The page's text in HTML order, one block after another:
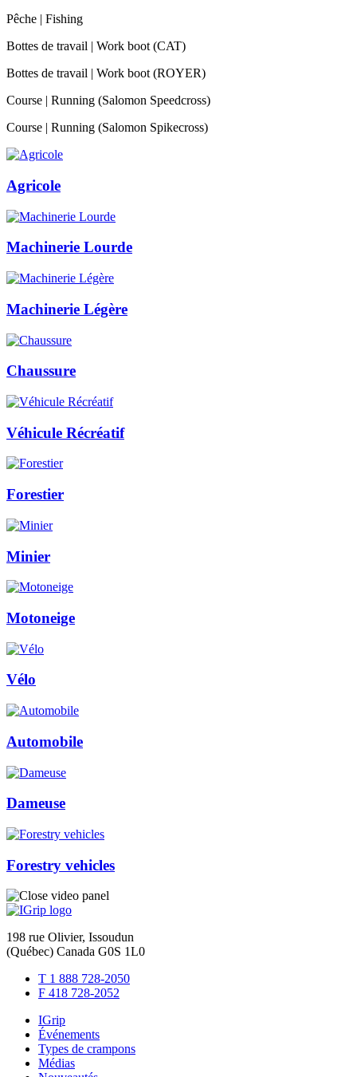
Pêche | Fishing
Bottes de travail | Work boot (CAT)
Bottes de travail | Work boot (ROYER)
Course | Running (Salomon Speedcross)
Course | Running (Salomon Spikecross)
Agricole
Machinerie Lourde
Machinerie Légère
Chaussure
Véhicule Récréatif
Forestier
Minier
Motoneige
Vélo
Automobile
Dameuse
Forestry vehicles
198 rue Olivier, Issoudun
(Québec) Canada G0S 1L0
T 1 888 728-2050
F 418 728-2052
IGrip
Événements
Types de crampons
Médias